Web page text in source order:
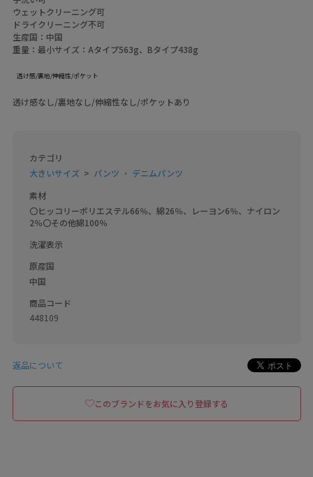
ウェットクリーニング可
ドライクリーニング不可
生産国：中国
重量：最小サイズ：Aタイプ563g、Bタイプ438g
透け感/裏地/伸縮性/ポケット
透け感なし/裏地なし/伸縮性なし/ポケットあり
カテゴリ
大きいサイズ
パンツ ・ デニムパンツ
素材
〇ヒッコリーポリエステル66％、綿26％、レーヨン6％、ナイロン
2％〇その他綿100％
洗濯表示
原産国
中国
商品コード
448109
返品について
このブランドをお気に入り登録する